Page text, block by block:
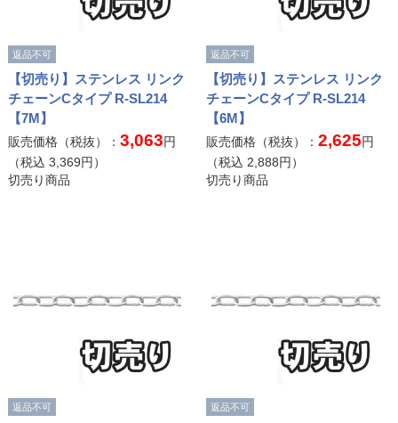
返品不可
【切売り】ステンレス リンク
チェーンCタイプ R-SL214
【7M】
販売価格（税抜）： 3,063円
（税込 3,369円）
切売り商品
返品不可
【切売り】ステンレス リンク
チェーンCタイプ R-SL214
【6M】
販売価格（税抜）：2,625円
（税込 2,888円）
切売り商品
返品不可 返品不可